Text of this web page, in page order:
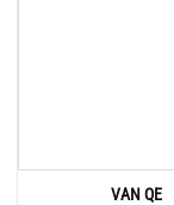
VAN QE